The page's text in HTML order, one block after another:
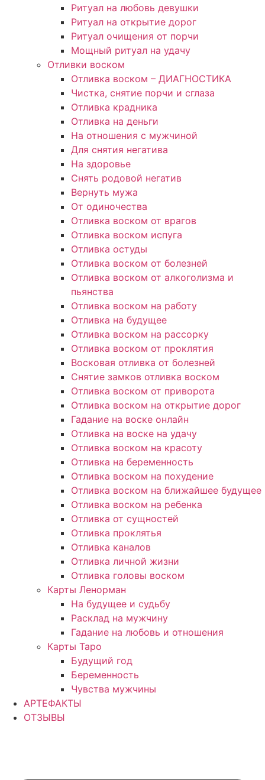
Ритуал на любовь девушки
Ритуал на открытие дорог
Ритуал очищения от порчи
Мощный ритуал на удачу
Отливки воском
Отливка воском – ДИАГНОСТИКА
Чистка, снятие порчи и сглаза
Отливка крадника
Отливка на деньги
На отношения с мужчиной
Для снятия негатива
На здоровье
Снять родовой негатив
Вернуть мужа
От одиночества
Отливка воском от врагов
Отливка воском испуга
Отливка остуды
Отливка воском от болезней
Отливка воском от алкоголизма и
пьянства
Отливка воском на работу
Отливка на будущее
Отливка воском на рассорку
Отливка воском от проклятия
Восковая отливка от болезней
Снятие замков отливка воском
Отливка воском от приворота
Отливка воском на открытие дорог
Гадание на воске онлайн
Отливка на воске на удачу
Отливка воском на красоту
Отливка на беременность
Отливка воском на похудение
Отливка воском на ближайшее будущее
Отливка воском на ребенка
Отливка от сущностей
Отливка проклятья
Отливка каналов
Отливка личной жизни
Отливка головы воском
Карты Ленорман
На будущее и судьбу
Расклад на мужчину
Гадание на любовь и отношения
Карты Таро
Будущий год
Беременность
Чувства мужчины
АРТЕФАКТЫ
ОТЗЫВЫ